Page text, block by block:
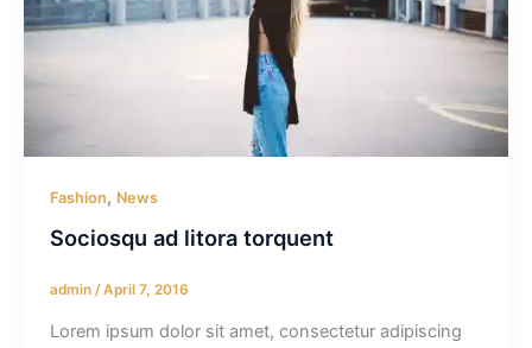
Fashion, News
Sociosqu ad litora torquent
admin /April 7, 2016
Lorem ipsum dolor sit amet, consectetur adipiscing